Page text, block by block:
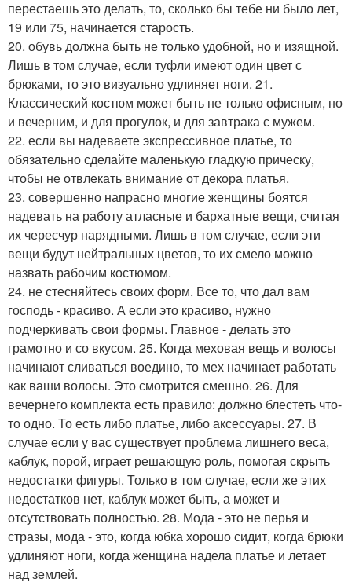
перестаешь это делать, то, сколько бы тебе ни было лет,
19 или 75, начинается старость.
20. обувь должна быть не только удобной, но и изящной.
Лишь в том случае, если туфли имеют один цвет с
брюками, то это визуально удлиняет ноги. 21.
Классический костюм может быть не только офисным, но
и вечерним, и для прогулок, и для завтрака с мужем.
22. если вы надеваете экспрессивное платье, то
обязательно сделайте маленькую гладкую прическу,
чтобы не отвлекать внимание от декора платья.
23. совершенно напрасно многие женщины боятся
надевать на работу атласные и бархатные вещи, считая
их чересчур нарядными. Лишь в том случае, если эти
вещи будут нейтральных цветов, то их смело можно
назвать рабочим костюмом.
24. не стесняйтесь своих форм. Все то, что дал вам
господь - красиво. А если это красиво, нужно
подчеркивать свои формы. Главное - делать это
грамотно и со вкусом. 25. Когда меховая вещь и волосы
начинают сливаться воедино, то мех начинает работать
как ваши волосы. Это смотрится смешно. 26. Для
вечернего комплекта есть правило: должно блестеть что-
то одно. То есть либо платье, либо аксессуары. 27. В
случае если у вас существует проблема лишнего веса,
каблук, порой, играет решающую роль, помогая скрыть
недостатки фигуры. Только в том случае, если же этих
недостатков нет, каблук может быть, а может и
отсутствовать полностью. 28. Мода - это не перья и
стразы, мода - это, когда юбка хорошо сидит, когда брюки
удлиняют ноги, когда женщина надела платье и летает
над землей.